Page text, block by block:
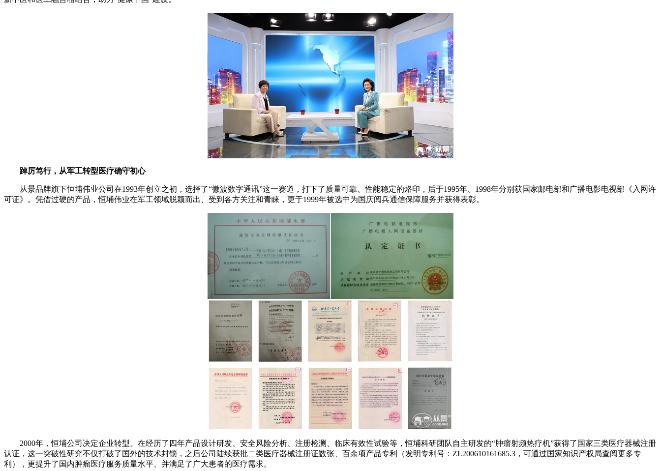
踔厉笃行，从军工转型医疗确守初心
从景品牌旗下恒埔伟业公司在1993年创立之初，选择了“微波数字通讯”这一赛道，打下了质量可靠、性能稳定的烙印，后于1995年、1998年分别获国家邮电部和广播电影电视部《入网许
可证》。凭借过硬的产品，恒埔伟业在军工领域脱颖而出、受到各方关注和青睐，更于1999年被选中为国庆阅兵通信保障服务并获得表彰。
2000年，恒埔公司决定企业转型。在经历了四年产品设计研发、安全风险分析、注册检测、临床有效性试验等，恒埔科研团队自主研发的“肿瘤射频热疗机”获得了国家三类医疗器械注册
认证，这一突破性研究不仅打破了国外的技术封锁，之后公司陆续获批二类医疗器械注册证数张、百余项产品专利（发明专利号：ZL200610161685.3，可通过国家知识产权局查阅更多专
利），更提升了国内肿瘤医疗服务质量水平、并满足了广大患者的医疗需求。